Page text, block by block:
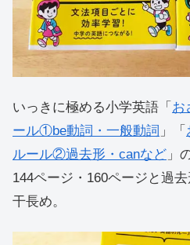
いっきに極める小学英語「 お
ール①be動詞・一般動詞 」「
ルール②過去形・canなど 」
144ページ・160ページと過
干長め。